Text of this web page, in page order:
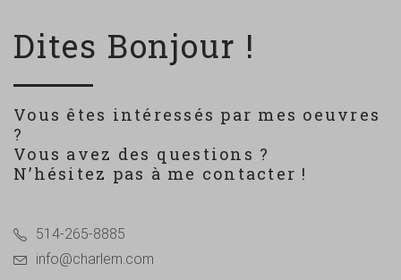
Dites Bonjour !
Vous êtes intéressés par mes oeuvres
?
Vous avez des questions ?
N’hésitez pas à me contacter !
514-265-8885
info@charlem.com